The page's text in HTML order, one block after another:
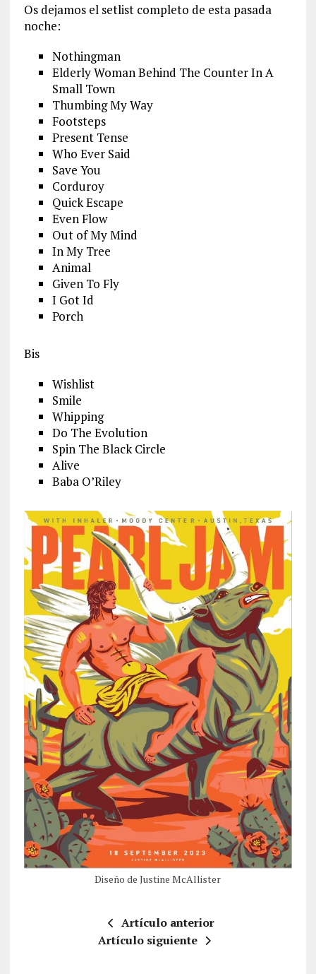
Os dejamos el setlist completo de esta pasada
noche:
Nothingman
Elderly Woman Behind The Counter In A
Small Town
Thumbing My Way
Footsteps
Present Tense
Who Ever Said
Save You
Corduroy
Quick Escape
Even Flow
Out of My Mind
In My Tree
Animal
Given To Fly
I Got Id
Porch
Bis
Wishlist
Smile
Whipping
Do The Evolution
Spin The Black Circle
Alive
Baba O’Riley
Diseño de Justine McAllister
Artículo anterior
Artículo siguiente